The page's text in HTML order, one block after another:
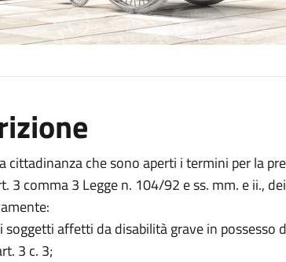
cittadinanza che sono aperti i termini per la
3 comma 3 Legge n. 104/92 e ss. mm. e ii.,
soggetti affetti da disabilità grave in possesso
3 c. 3;